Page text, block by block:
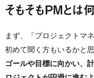
そもそもPMとは
まず、「プロジェクトマ
初めて聞く方もいるかと
ゴールや目標に向かい、